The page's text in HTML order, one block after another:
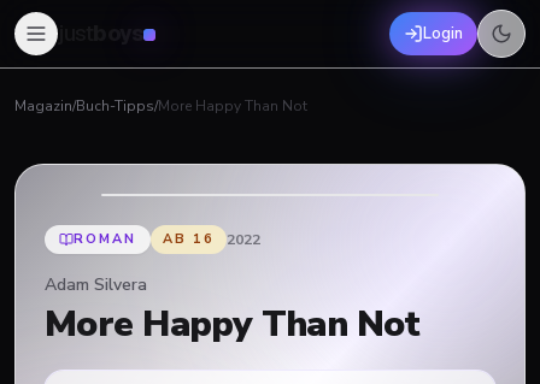
boys Login
Magazin/Buch-Tipps/More Happy Than Not
ROMAN AB 16 2022
Adam Silvera
More Happy Than Not